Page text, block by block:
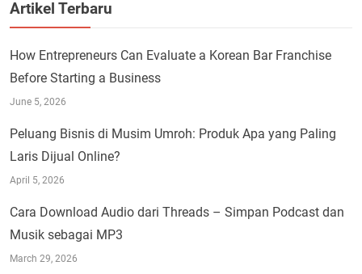
Artikel Terbaru
How Entrepreneurs Can Evaluate a Korean Bar Franchise
Before Starting a Business
June 5, 2026
Peluang Bisnis di Musim Umroh: Produk Apa yang Paling
Laris Dijual Online?
April 5, 2026
Cara Download Audio dari Threads – Simpan Podcast dan
Musik sebagai MP3
March 29, 2026